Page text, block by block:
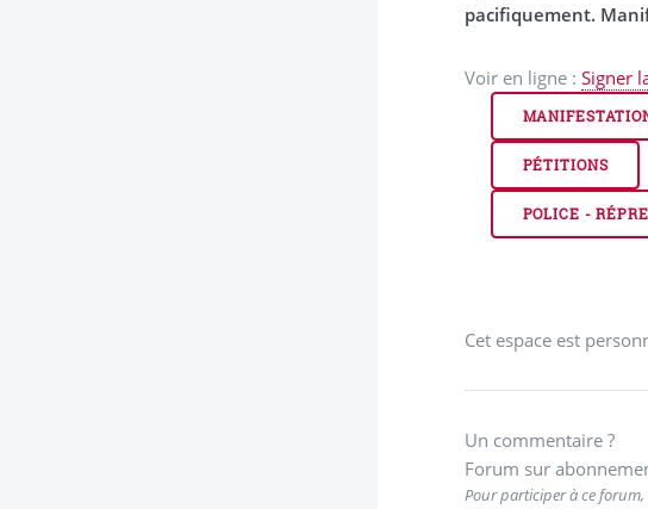
pacifiquement.
Voir en ligne :Signer
PÉTITIONS
POLICE -
Cet espace est
Un commentaire ?
Forum sur
Pour participer à ce forum,